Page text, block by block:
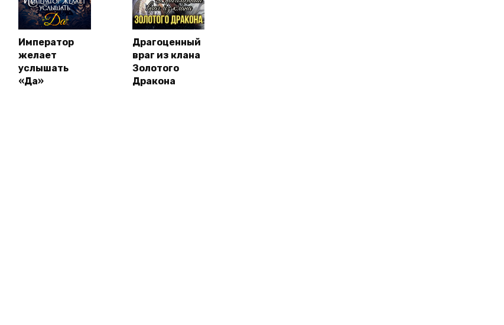
Император
желает
услышать
«Да»
Драгоценный
враг из клана
Золотого
Дракона